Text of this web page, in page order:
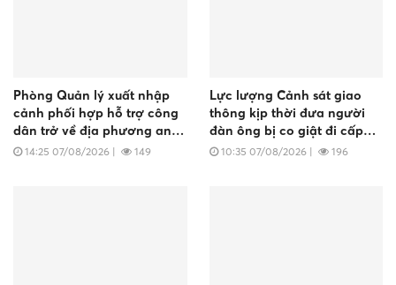
Phòng Quản lý xuất nhập
cảnh phối hợp hỗ trợ công
dân trở về địa phương an
toàn
14:25 07/08/2026 | 149
Lực lượng Cảnh sát giao
thông kịp thời đưa người
đàn ông bị co giật đi cấp
cứu kịp thời
10:35 07/08/2026| 196